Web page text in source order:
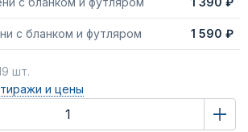
с бланком и футляром 1 590 ₽
шт.
и цены